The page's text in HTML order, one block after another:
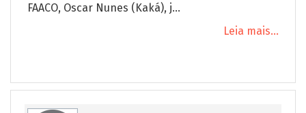
FAACO, Oscar Nunes (Kaká), j...
Leia mais...